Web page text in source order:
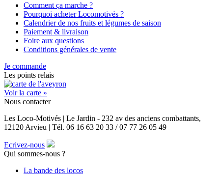
Comment ça marche ?
Pourquoi acheter Locomotivés ?
Calendrier de nos fruits et légumes de saison
Paiement & livraison
Foire aux questions
Conditions générales de vente
Je commande
Les points relais
Voir la carte »
Nous contacter
Les Loco-Motivés | Le Jardin - 232 av des anciens combattants,
12120 Arvieu | Tél. 06 16 63 20 33 / 07 77 26 05 49
Ecrivez-nous
Qui sommes-nous ?
La bande des locos